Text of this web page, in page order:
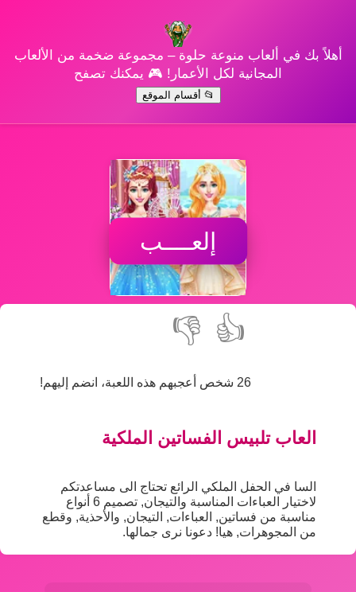
أهلاً بك في ألعاب منوعة حلوة – مجموعة ضخمة من الألعاب
المجانية لكل الأعمار! 🎮 يمكنك تصفح
📂 أقسام الموقع
إلعــــب
👍
👎
26 شخص أعجبهم هذه اللعبة، انضم إليهم!
العاب تلبيس الفساتين الملكية
السا في الحفل الملكي الرائع تحتاج الى مساعدتكم
لاختيار العباءات المناسبة والتيجان, تصميم 6 أنواع
مناسبة من فساتين, العباءات, التيجان, والأحذية, وقطع
من المجوهرات, هيا! دعونا نرى جمالها.